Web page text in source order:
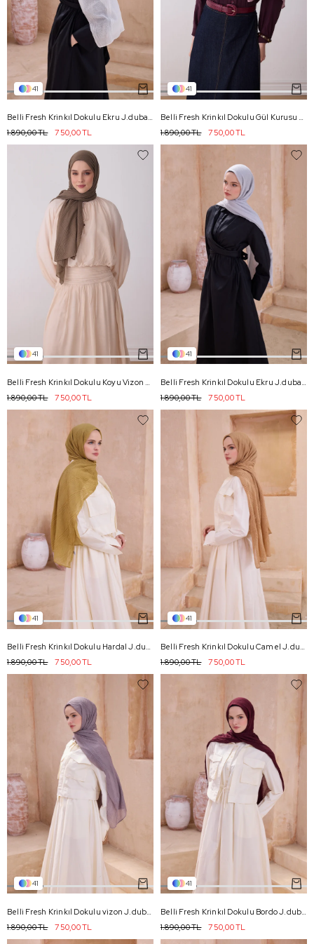
41
Belli Fresh Krinkıl Dokulu Ekru J.dubai Ekose Şal - 46
750,00 TL
1.890,00 TL
41
Belli Fresh Krinkıl Dokulu Gül Kurusu J.dubai Ekose Şal - 32
750,00 TL
1.890,00 TL
41
750,00 TL
1.890,00 TL
41
750,00 TL
1.890,00 TL
41
Belli Fresh Krinkıl Dokulu Hardal J.dubai Ekose Şal - 109
750,00 TL
1.890,00 TL
41
Belli Fresh Krinkıl Dokulu Camel J.dubai Ekose Şal - 69
750,00 TL
1.890,00 TL
41
750,00 TL
1.890,00 TL
41
750,00 TL
1.890,00 TL